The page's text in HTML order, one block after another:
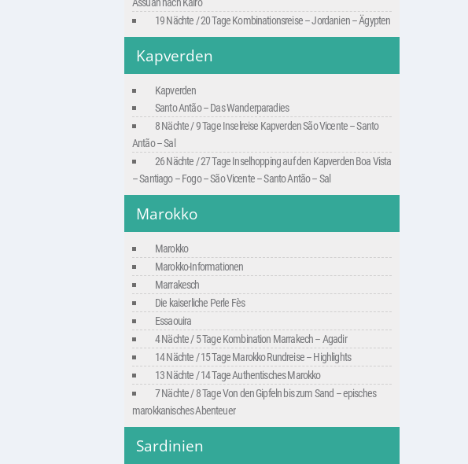
19 Nächte / 20 Tage Kombinationsreise – Jordanien – Ägypten
Kapverden
Kapverden
Santo Antão – Das Wanderparadies
8 Nächte / 9 Tage Inselreise Kapverden São Vicente – Santo
Antão – Sal
26 Nächte / 27 Tage Inselhopping auf den Kapverden Boa Vista
– Santiago – Fogo – São Vicente – Santo Antão – Sal
Marokko
Marokko
Marokko-Informationen
Marrakesch
Die kaiserliche Perle Fès
Essaouira
4 Nächte / 5 Tage Kombination Marrakech – Agadir
14 Nächte / 15 Tage Marokko Rundreise – Highlights
13 Nächte / 14 Tage Authentisches Marokko
7 Nächte / 8 Tage Von den Gipfeln bis zum Sand – episches
marokkanisches Abenteuer
Sardinien